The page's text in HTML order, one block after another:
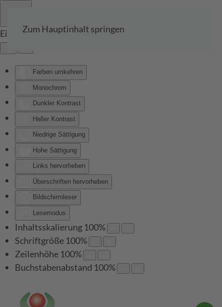
Eingabehilfen öffnen
Farben umkehren
Monochrom
Dunkler Kontrast
Heller Kontrast
Niedrige Sättigung
Hohe Sättigung
Links hervorheben
Überschriften hervorheben
Bildschirmleser
Lesemodus
Inhaltsskalierung 100%
Schriftgröße 100%
Zeilenhöhe 100%
Buchstabenabstand 100%
Zum Hauptinhalt springen